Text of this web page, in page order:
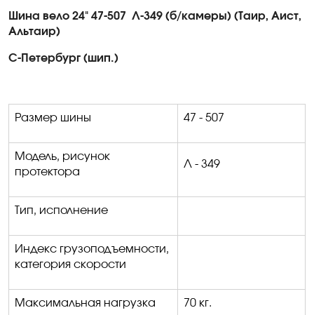
Шина вело 24" 47-507 Л-349 (б/камеры) (Таир, Аист,
Альтаир)
С-Петербург (шип.)
Размер шины 47 - 507
Модель, рисунок
протектора
Л - 349
Тип, исполнение
Индекс грузоподъемности,
категория скорости
Максимальная нагрузка 70 кг.